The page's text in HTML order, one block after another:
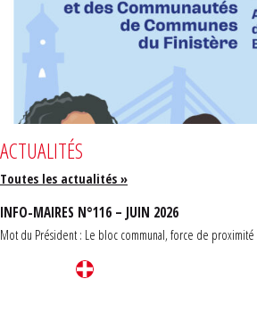
ACTUALITÉS
Toutes les actualités »
INFO-MAIRES N°116 – JUIN 2026
Mot du Président : Le bloc communal, force de